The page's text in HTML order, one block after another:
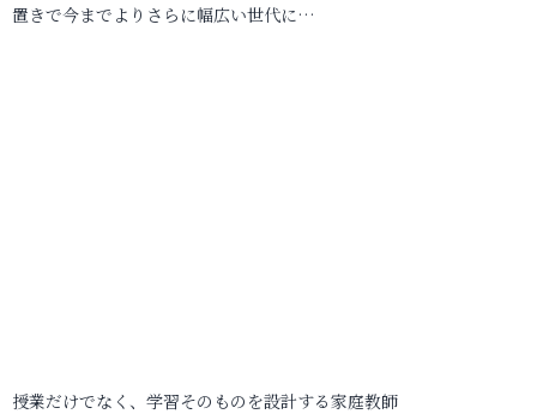
置きで今までよりさらに幅広い世代に…
授業だけでなく、学習そのものを設計する家庭教師